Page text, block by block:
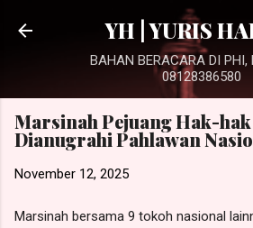
Langsung ke konten
YH | YURIS
BAHAN BERACARA DI PHI,
08128386580
Marsinah Pejuang Hak-
Dianugrahi Pahlawan
November 12, 2025
Marsinah bersama 9 tokoh nasional